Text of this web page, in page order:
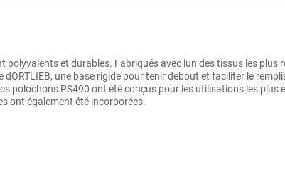
et durables. Fabriqués avec lun des tissus les plus
une base rigide pour tenir debout et faciliter le
polochons PS490 ont été conçus pour les utilisations les plus
ont également été incorporées.